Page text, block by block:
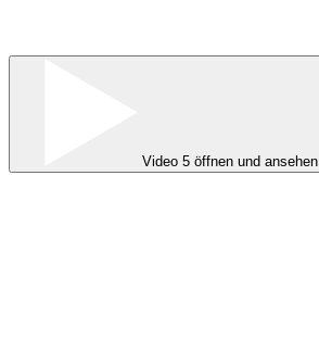
Video 5 öffnen und ansehen